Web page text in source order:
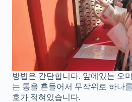
방법은 간단합니다. 앞에있는 오
는 통을 흔들어서 무작위로 하나
호가 적혀있습니다.